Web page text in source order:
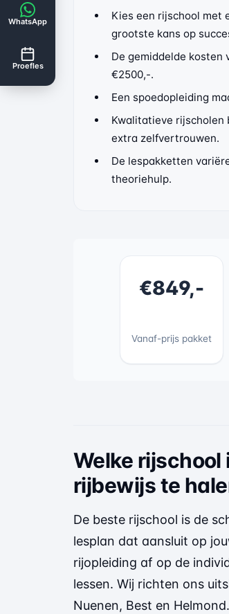
Kies een rijschool met
grootste kans op
De gemiddelde kosten
€2500,-.
Een spoedopleiding
Kwalitatieve rijscholen
extra zelfvertrouwen.
De lespakketten
theoriehulp.
€849,-
Vanaf-prijs pakket
Welke rijschool
rijbewijs te
De beste rijschool is de
lesplan dat aansluit op
rijopleiding af op de
lessen. Wij richten ons
Nuenen, Best en Helmond.
WhatsApp
Proefles